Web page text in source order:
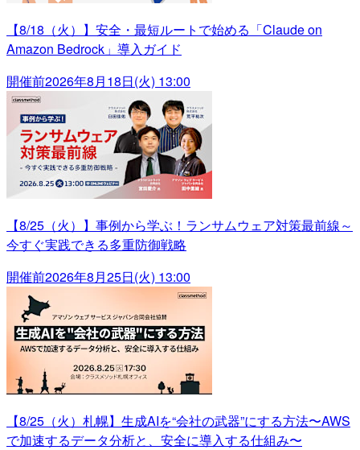
【8/18（火）】安全・最短ルートで始める「Claude on
Amazon Bedrock」導入ガイド
開催前2026年8月18日(火) 13:00
【8/25（火）】事例から学ぶ！ランサムウェア対策最前線～
今すぐ実践できる多重防御戦略
開催前2026年8月25日(火) 13:00
【8/25（火）札幌】生成AIを“会社の武器”にする方法〜AWS
で加速するデータ分析と、安全に導入する仕組み〜